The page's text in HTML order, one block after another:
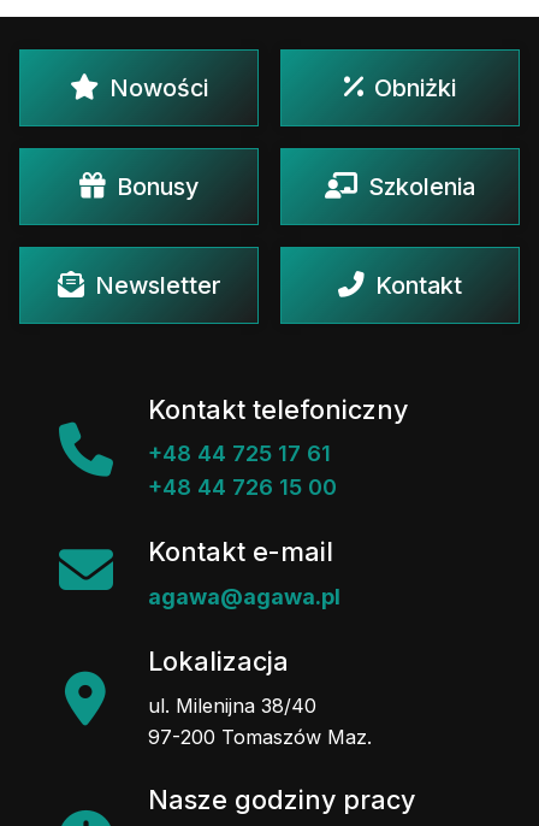
Nowości Obniżki
Bonusy Szkolenia
Newsletter Kontakt
Kontakt telefoniczny
+48 44 725 17 61
+48 44 726 15 00
Kontakt e-mail
agawa@agawa.pl
Lokalizacja
ul. Milenijna 38/40
97-200 Tomaszów Maz.
Nasze godziny pracy